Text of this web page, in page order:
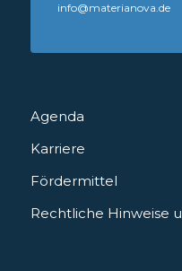
Agenda
Karriere
Fördermittel
Rechtliche Hinweise
info@materianova.de